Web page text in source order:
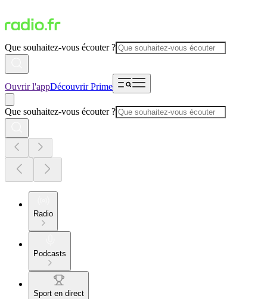
Que souhaitez-vous écouter ?
Ouvrir l'appDécouvrir Prime
Que souhaitez-vous écouter ?
Radio
Podcasts
Sport en direct